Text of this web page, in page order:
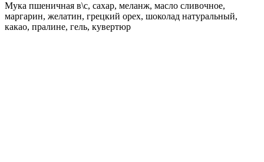
Мука пшеничная в\с, сахар, меланж, масло сливочное,
маргарин, желатин, грецкий орех, шоколад натуральный,
какао, пралине, гель, кувертюр